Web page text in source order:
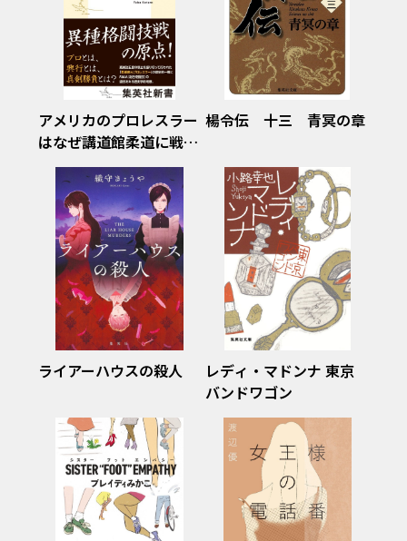
アメリカのプロレスラー
はなぜ講道館柔道に戦い
を挑んだのか 大正十年
「サンテル事件」を読み
解く
楊令伝 十三 青冥の章
ライアーハウスの殺人
レディ・マドンナ 東京
バンドワゴン